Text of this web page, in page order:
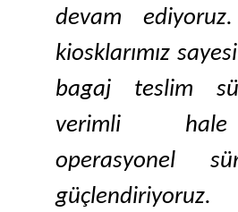
devam
kiosklarımız
bagaj teslim
verimli hale
operasyonel